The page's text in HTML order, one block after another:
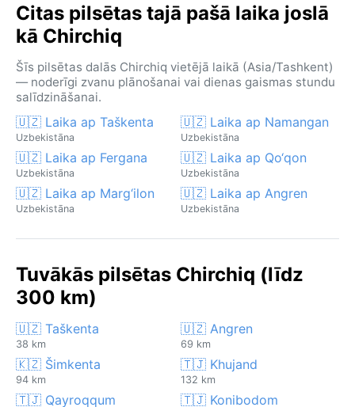
Citas pilsētas tajā pašā laika joslā
kā Chirchiq
Šīs pilsētas dalās Chirchiq vietējā laikā (Asia/Tashkent)
— noderīgi zvanu plānošanai vai dienas gaismas stundu
salīdzināšanai.
🇺🇿 Laika ap Taškenta
Uzbekistāna
🇺🇿 Laika ap Namangan
Uzbekistāna
🇺🇿 Laika ap Fergana
Uzbekistāna
🇺🇿 Laika ap Qo‘qon
Uzbekistāna
🇺🇿 Laika ap Marg‘ilon
Uzbekistāna
🇺🇿 Laika ap Angren
Uzbekistāna
Tuvākās pilsētas Chirchiq (līdz
300 km)
🇺🇿 Taškenta
38 km
🇺🇿 Angren
69 km
🇰🇿 Šimkenta
94 km
🇹🇯 Khujand
132 km
🇹🇯 Qayroqqum 🇹🇯 Konibodom